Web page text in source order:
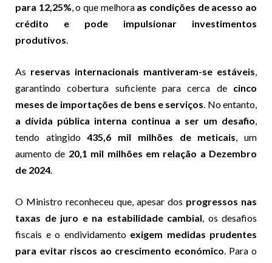
para 12,25%, o que melhora as condições de acesso ao
crédito e pode impulsionar investimentos
produtivos.
As reservas internacionais mantiveram-se estáveis,
garantindo cobertura suficiente para cerca de cinco
meses de importações de bens e serviços. No entanto,
a dívida pública interna continua a ser um desafio,
tendo atingido435,6 mil milhões de meticais, um
aumento de 20,1 mil milhões em relação a Dezembro
de 2024.
O Ministro reconheceu que, apesar dos progressos nas
taxas de juro e na estabilidade cambial, os desafios
fiscais e o endividamento exigem medidas prudentes
para evitar riscos ao crescimento económico. Para o